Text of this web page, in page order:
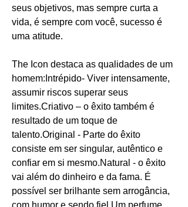
seus objetivos, mas sempre curta a
vida, é sempre com você, sucesso é
uma atitude.
The Icon destaca as qualidades de um
homem:Intrépido- Viver intensamente,
assumir riscos superar seus
limites.Criativo – o êxito também é
resultado de um toque de
talento.Original - Parte do êxito
consiste em ser singular, autêntico e
confiar em si mesmo.Natural - o êxito
vai além do dinheiro e da fama. É
possível ser brilhante sem arrogância,
com humor e sendo fiel.Um perfume